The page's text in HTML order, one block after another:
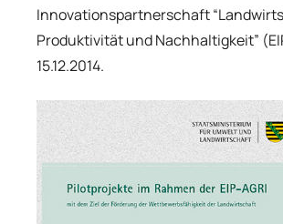
Innovationspartnerschaft
Produktivität und Nachhaltigkeit”
15.12.2014.